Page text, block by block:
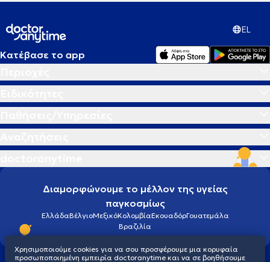
EL
Κατέβασε το app
Διαμορφώνουμε το μέλλον της υγείας
παγκοσμίως
ΕλλάδαΒέλγιοΜεξικόΚολομβίαΕκουαδόρΓουατεμάλα
Βραζιλία
Χρησιμοποιούμε cookies για να σου προσφέρουμε μια κορυφαία
προσωποποιημένη εμπειρία doctoranytime και να σε βοηθήσουμε